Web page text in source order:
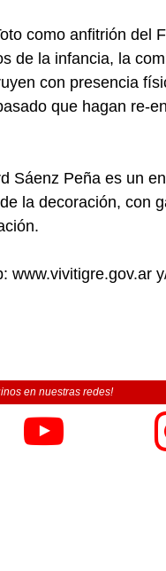
como anfitrión del
de la infancia, la
con presencia
que hagan re-
Sáenz Peña es un
la decoración, con
www.vivitigre.gov.ar
en nuestras redes!